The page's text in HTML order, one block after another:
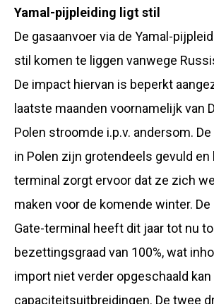
Yamal-pijpleiding ligt stil
De gasaanvoer via de Yamal-
stil komen te liggen vanwege
De impact hiervan is beperkt
laatste maanden voornamelijk van
Polen stroomde i.p.v. andersom.
in Polen zijn grotendeels gevuld en
terminal zorgt ervoor dat ze zich
maken voor de komende winter.
Gate-terminal heeft dit jaar tot nu
bezettingsgraad van 100%, wat
import niet verder opgeschaald
capaciteitsuitbreidingen. De twee